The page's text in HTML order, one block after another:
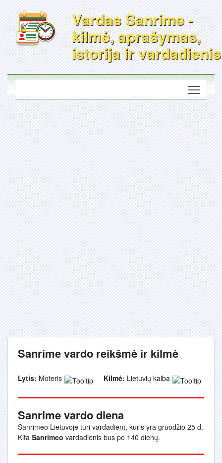
Vardas Sanrime -
kilmė, aprašymas,
istorija ir vardadienis
Sanrime vardo reikšmė ir kilmė
Lytis: Moteris Kilmė: Lietuvių kalba
Sanrime vardo diena
Sanrimeo Lietuvoje turi vardadienį, kuris yra gruodžio 25 d.
Kita Sanrimeo vardadienis bus po 140 dienų.